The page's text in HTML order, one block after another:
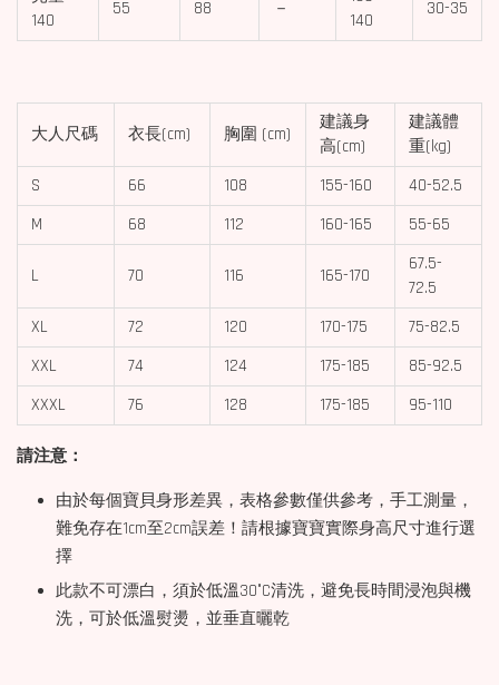
140
55 88 －
140
30-35
大人尺碼 衣長(cm) 胸圍 (cm)
建議身
高(cm)
建議體
重(kg)
S
66 108 155-160
40-52.5
M
68 112 160-165 55-65
L 70 116 165-170
67.5-
72.5
XL
72 120 170-175
75-82.5
XXL
74 124 175-185
85-92.5
XXXL
76 128 175-185 95-110
請注意：
由於每個寶貝身形差異，表格參數僅供參考，手工測量，
難免存在1cm至2cm誤差！請根據寶寶實際身高尺寸進行選
擇
此款不可漂白，須於低溫30°C清洗，避免長時間浸泡與機
洗，可於低溫熨燙，並垂直曬乾